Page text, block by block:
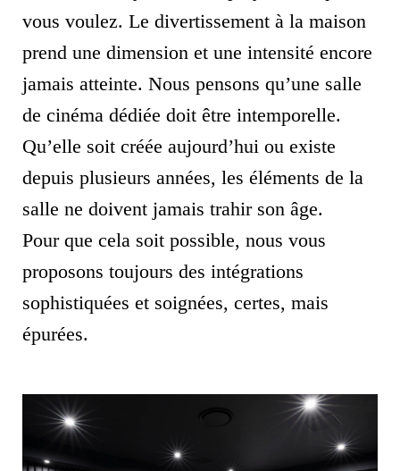
vous voulez. Le divertissement à la maison
prend une dimension et une intensité encore
jamais atteinte. Nous pensons qu’une salle
de cinéma dédiée doit être intemporelle.
Qu’elle soit créée aujourd’hui ou existe
depuis plusieurs années, les éléments de la
salle ne doivent jamais trahir son âge.
Pour que cela soit possible, nous vous
proposons toujours des intégrations
sophistiquées et soignées, certes, mais
épurées.